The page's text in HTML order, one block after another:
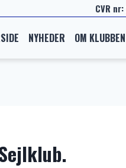
CVR
NYHEDER OM KLUBBEN